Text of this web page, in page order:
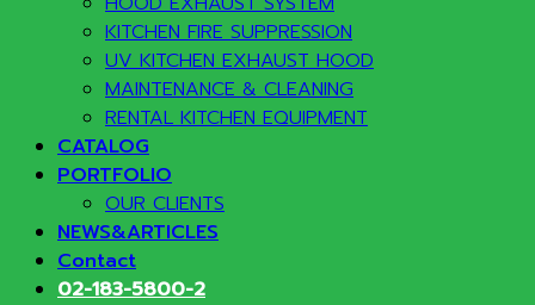
KITCHEN FIRE SUPPRESSION
UV KITCHEN EXHAUST HOOD
MAINTENANCE & CLEANING
RENTAL KITCHEN EQUIPMENT
CATALOG
PORTFOLIO
OUR CLIENTS
NEWS&ARTICLES
Contact
02-183-5800-2